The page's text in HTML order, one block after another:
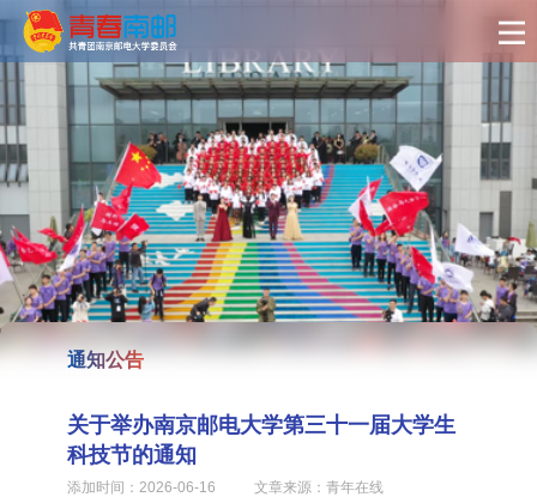
通知公告
关于举办南京邮电大学第三十一届大学生
科技节的通知
添加时间：2026-06-16	    文章来源：青年在线